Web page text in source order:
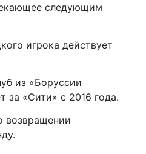
следующим
игрока действует
из «Боруссии
за «Сити» с 2016 года.
возвращении